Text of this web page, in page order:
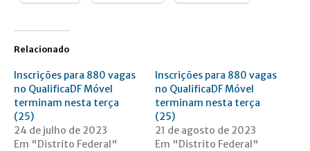
Relacionado
Inscrições para 880 vagas
no QualificaDF Móvel
terminam nesta terça
(25)
24 de julho de 2023
Em "Distrito Federal"
Inscrições para 880 vagas
no QualificaDF Móvel
terminam nesta terça
(25)
21 de agosto de 2023
Em "Distrito Federal"